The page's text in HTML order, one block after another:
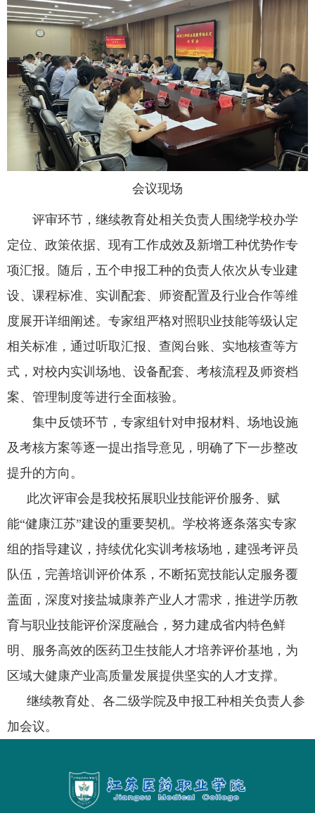
会议现场
评审环节，继续教育处相关负责人围绕学校办学
定位、政策依据、现有工作成效及新增工种优势作专
项汇报。随后，五个申报工种的负责人依次从专业建
设、课程标准、实训配套、师资配置及行业合作等维
度展开详细阐述。专家组严格对照职业技能等级认定
相关标准，通过听取汇报、查阅台账、实地核查等方
式，对校内实训场地、设备配套、考核流程及师资档
案、管理制度等进行全面核验。
集中反馈环节，专家组针对申报材料、场地设施
及考核方案等逐一提出指导意见，明确了下一步整改
提升的方向。
此次评审会是我校拓展职业技能评价服务、赋
能“健康江苏”建设的重要契机。学校将逐条落实专家
组的指导建议，持续优化实训考核场地，建强考评员
队伍，完善培训评价体系，不断拓宽技能认定服务覆
盖面，深度对接盐城康养产业人才需求，推进学历教
育与职业技能评价深度融合，努力建成省内特色鲜
明、服务高效的医药卫生技能人才培养评价基地，为
区域大健康产业高质量发展提供坚实的人才支撑。
继续教育处、各二级学院及申报工种相关负责人参
加会议。